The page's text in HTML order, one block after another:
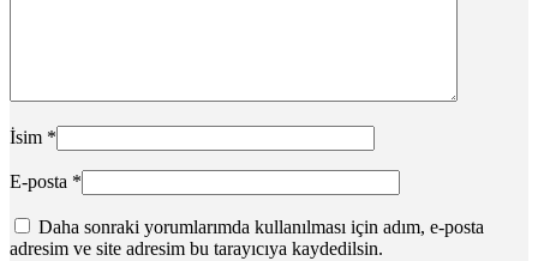
İsim *
E-posta *
Daha sonraki yorumlarımda kullanılması için adım, e-posta
adresim ve site adresim bu tarayıcıya kaydedilsin.